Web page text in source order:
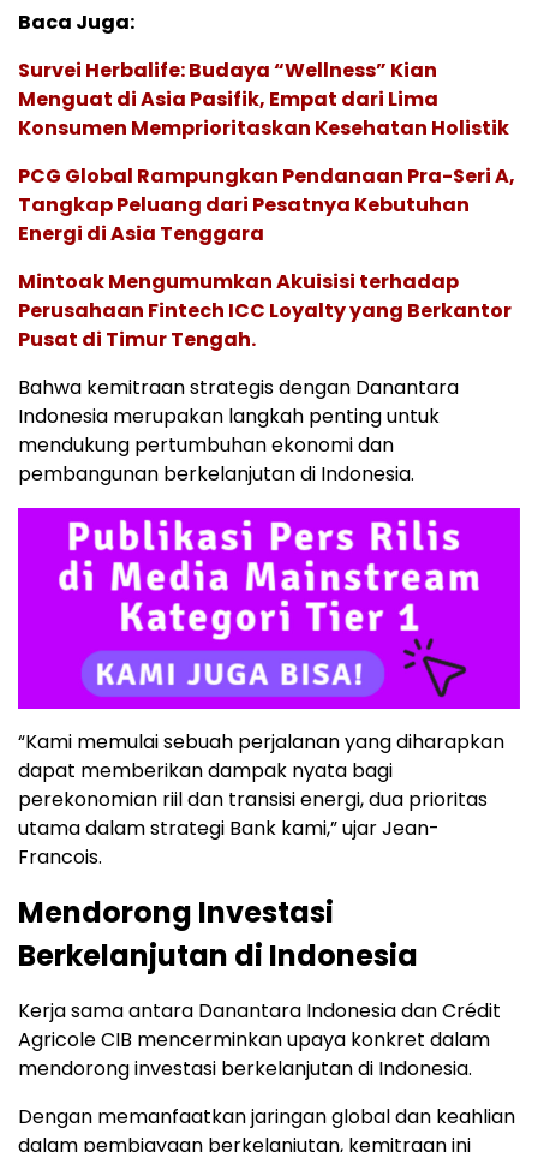
Baca Juga:
Survei Herbalife: Budaya “Wellness” Kian
Menguat di Asia Pasifik, Empat dari Lima
Konsumen Memprioritaskan Kesehatan Holistik
PCG Global Rampungkan Pendanaan Pra-Seri A,
Tangkap Peluang dari Pesatnya Kebutuhan
Energi di Asia Tenggara
Mintoak Mengumumkan Akuisisi terhadap
Perusahaan Fintech ICC Loyalty yang Berkantor
Pusat di Timur Tengah.
Bahwa kemitraan strategis dengan Danantara
Indonesia merupakan langkah penting untuk
mendukung pertumbuhan ekonomi dan
pembangunan berkelanjutan di Indonesia.
“Kami memulai sebuah perjalanan yang diharapkan
dapat memberikan dampak nyata bagi
perekonomian riil dan transisi energi, dua prioritas
utama dalam strategi Bank kami,” ujar Jean-
Francois.
Mendorong Investasi
Berkelanjutan di Indonesia
Kerja sama antara Danantara Indonesia dan Crédit
Agricole CIB mencerminkan upaya konkret dalam
mendorong investasi berkelanjutan di Indonesia.
Dengan memanfaatkan jaringan global dan keahlian
dalam pembiayaan berkelanjutan, kemitraan ini